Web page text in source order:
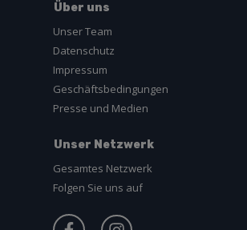
Über uns
Unser Team
Datenschutz
Impressum
Geschäftsbedingungen
Presse und Medien
Unser Netzwerk
Gesamtes Netzwerk
Folgen Sie uns auf